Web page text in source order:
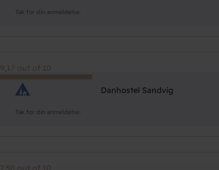
Tak for din anmeldelse.
9,17 out of 10
Danhostel Sandvig
Tak for din anmeldelse.
7,50 out of 10